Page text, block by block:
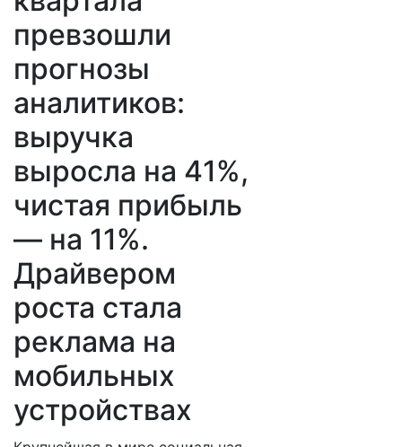
превзошли
прогнозы
аналитиков:
выручка
выросла на 41%,
чистая прибыль
— на 11%.
Драйвером
роста стала
реклама на
мобильных
устройствах